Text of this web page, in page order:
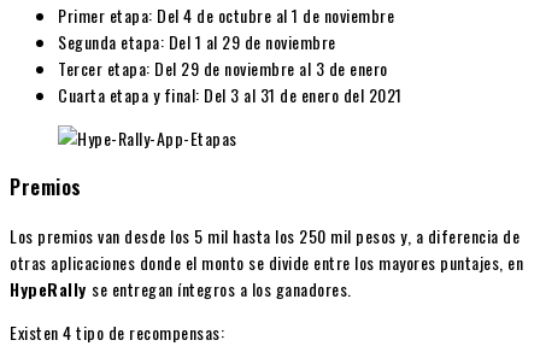
Primer etapa: Del 4 de octubre al 1 de noviembre
Segunda etapa: Del 1 al 29 de noviembre
Tercer etapa: Del 29 de noviembre al 3 de enero
Cuarta etapa y final: Del 3 al 31 de enero del 2021
Premios
Los premios van desde los 5 mil hasta los 250 mil pesos y, a diferencia de
otras aplicaciones donde el monto se divide entre los mayores puntajes, en
HypeRally se entregan íntegros a los ganadores.
Existen 4 tipo de recompensas: